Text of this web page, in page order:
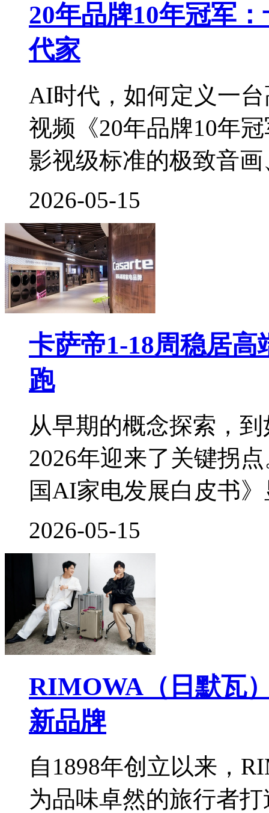
20年品牌10年冠军
代家
AI时代，如何定义一
视频《20年品牌10年
影视级标准的极致音画
2026-05-15
卡萨帝1-18周稳居
跑
从早期的概念探索，
2026年迎来了关键拐
国AI家电发展白皮书
2026-05-15
RIMOWA（日默瓦
新品牌
自1898年创立以来，
为品味卓然的旅行者